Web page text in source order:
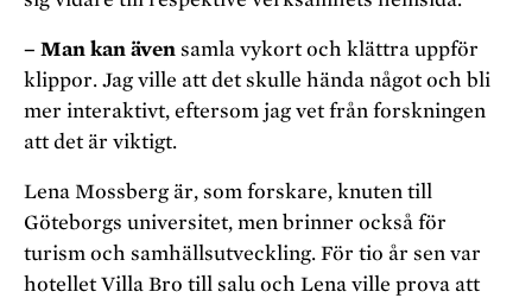
– Man kan även samla vykort och klättra uppför
klippor. Jag ville att det skulle hända något och bli
mer interaktivt, eftersom jag vet från forskningen
att det är viktigt.
Lena Mossberg är, som forskare, knuten till
Göteborgs universitet, men brinner också för
turism och samhällsutveckling. För tio år sen var
hotellet Villa Bro till salu och Lena ville prova att